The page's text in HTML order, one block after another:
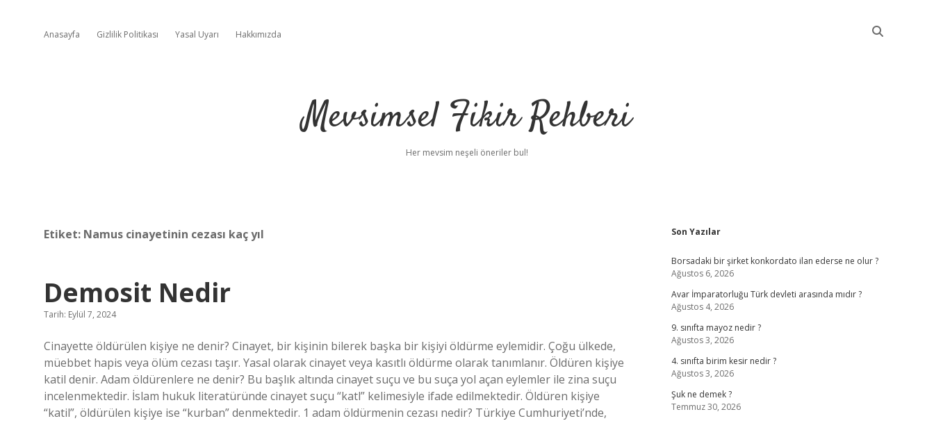
Anasayfa Gizlilik Politikası Yasal Uyarı Hakkımızda
Mevsimsel Fikir Rehberi
Her mevsim neşeli öneriler bul!
Etiket: Namus cinayetinin cezası kaç yıl
Demosit Nedir
Tarih: Eylül 7, 2024
Cinayette öldürülen kişiye ne denir? Cinayet, bir kişinin bilerek başka bir kişiyi öldürme eylemidir. Çoğu ülkede,
müebbet hapis veya ölüm cezası taşır. Yasal olarak cinayet veya kasıtlı öldürme olarak tanımlanır. Öldüren kişiye
katil denir. Adam öldürenlere ne denir? Bu başlık altında cinayet suçu ve bu suça yol açan eylemler ile zina suçu
incelenmektedir. İslam hukuk literatüründe cinayet suçu “katl” kelimesiyle ifade edilmektedir. Öldüren kişiye
“katil”, öldürülen kişiye ise “kurban” denmektedir. 1 adam öldürmenin cezası nedir? Türkiye Cumhuriyeti’nde,
Sidebar
Son Yazılar
Borsadaki bir şirket konkordato ilan ederse ne olur ?
Ağustos 6, 2026
Avar İmparatorluğu Türk devleti arasında mıdır ?
Ağustos 4, 2026
9. sınıfta mayoz nedir ?
Ağustos 3, 2026
4. sınıfta birim kesir nedir ?
Ağustos 3, 2026
Şuk ne demek ?
Temmuz 30, 2026